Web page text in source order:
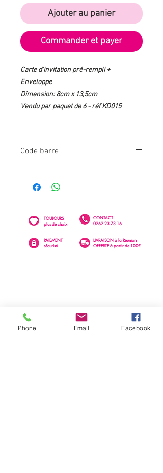
Ajouter au panier
Commander et payer
Carte d'invitation pré-rempli +
Enveloppe
Dimension: 8cm x 13,5cm
Vendu par paquet de 6 - réf KD015
Code barre
CONTACT
0262 23 73 16
TOUJOURS
plus de choix
PAIEMENT
sécurisé
LIVRAISON à la Réunion
OFFERTE à partir de 100€
Phone Email Facebook